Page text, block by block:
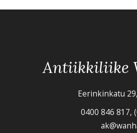
Antiikkiliike
Eerinkinkatu
0400 846 817,